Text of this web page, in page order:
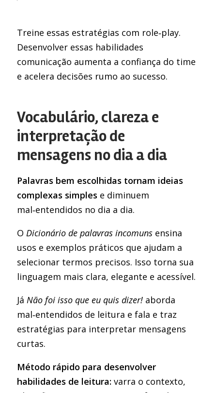
Treine essas estratégias com role‑play.
Desenvolver essas habilidades
comunicação aumenta a confiança do time
e acelera decisões rumo ao sucesso.
Vocabulário, clareza e
interpretação de
mensagens no dia a dia
Palavras bem escolhidas tornam ideias
complexas simples e diminuem
mal‑entendidos no dia a dia.
O Dicionário de palavras incomuns ensina
usos e exemplos práticos que ajudam a
selecionar termos precisos. Isso torna sua
linguagem mais clara, elegante e acessível.
Já Não foi isso que eu quis dizer! aborda
mal‑entendidos de leitura e fala e traz
estratégias para interpretar mensagens
curtas.
Método rápido para desenvolver
habilidades de leitura: varra o contexto,